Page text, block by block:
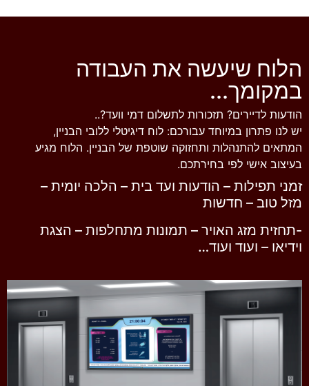
הלוח שיעשה את העבודה
במקומך...
הודעות לדיירים? תזכורות לתשלום דמי וועד?..
יש לנו פתרון במיוחד עבורכם: לוח דיגיטלי ללובי הבניין,
המתאים להתנהלות ותחזוקה שוטפת של הבניין. הלוח מגיע
בעיצוב אישי לפי בחירתכם.
זמני תפילות – הודעות ועד בית – הלכה יומית –
מזל טוב – חדשות
-תחזית מזג האויר – תמונות מתחלפות – הצגת
וידיאו – ועוד ועוד…